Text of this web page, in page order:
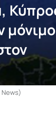
μόνιμο